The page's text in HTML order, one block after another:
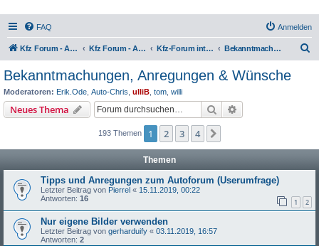
FAQ Anmelden
Kfz Forum - Auto, Motorrad und LKW Kfz Forum - Auto, Motorrad und LKW Kfz-Forum intern Bekanntmachungen, Anregungen & Wünsche
Bekanntmachungen, Anregungen & Wünsche
Moderatoren: Erik.Ode Auto-Chris ulliB tom willi
Neues Thema Suche
193 Themen 1 2 3 4
Themen
Tipps und Anregungen zum Autoforum (Userumfrage)
Letzter Beitrag von Pierrel « 15.11.2019, 00:22
Antworten: 16 1 2
Nur eigene Bilder verwenden
Letzter Beitrag von gerharduify « 03.11.2019, 16:57
Antworten: 2